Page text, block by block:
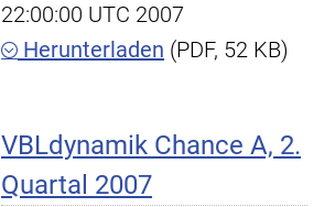
22:00:00 UTC 2007
Herunterladen (PDF, 52 KB)
VBLdynamik Chance A, 2.
Quartal 2007